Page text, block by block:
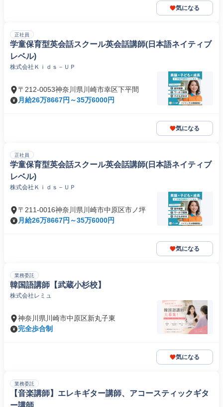
気になる
正社員
学童保育型英会話スクール英会話講師(日本語ネイティブ
レベル)
株式会社Ｋｉｄｓ－ＵＰ
〒212-0053神奈川県川崎市幸区下平間
月給26万8667円～35万6000円
気になる
正社員
学童保育型英会話スクール英会話講師(日本語ネイティブ
レベル)
株式会社Ｋｉｄｓ－ＵＰ
〒211-0016神奈川県川崎市中原区市ノ坪
月給26万8667円～35万6000円
気になる
業務委託
韓国語講師【武蔵小杉校】
株式会社レミュ
神奈川県川崎市中原区新丸子東
完全歩合制
気になる
業務委託
【音楽講師】エレキギター講師、アコースティックギタ
ー講師